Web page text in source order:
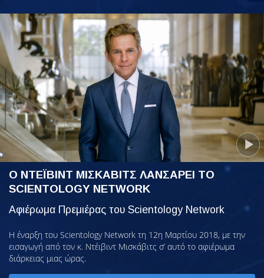
Ο ΝΤΕΪΒΙΝΤ ΜΙΣΚΑΒΙΤΣ ΛΑΝΣΑΡΕΙ ΤΟ
SCIENTOLOGY NETWORK
Αφιέρωμα Πρεμιέρας του Scientology Network
Η έναρξη του Scientology Network τη 12η Μαρτίου 2018, με την
εισαγωγή από τον κ. Ντέιβιντ Μισκάβιτς σ’ αυτό το αφιέρωμα
διάρκειας μιας ώρας.